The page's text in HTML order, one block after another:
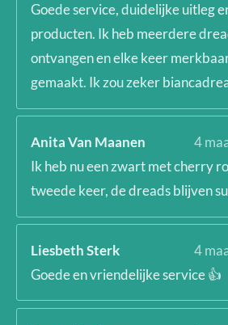
Goede service, duidelijke uitleg
producten. Ik heb meerdere
ontvangen en elke keer
gemaakt. Ik zou zeker
Anita Van Maanen
4
Ik heb nu een zwart met cherry
tweede keer, de dreads blijven
Liesbeth Sterk
4
Goede en vriendelijke service 👍